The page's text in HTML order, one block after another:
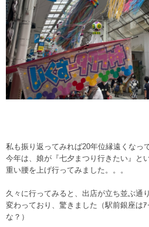
私も振り返ってみれば20年位縁遠くなっ
今年は、娘が『七夕まつり行きたい』と
重い腰を上げ行ってみました。。。
久々に行ってみると、出店が立ち並ぶ
変わっており、驚きました（駅前銀座は
な？）